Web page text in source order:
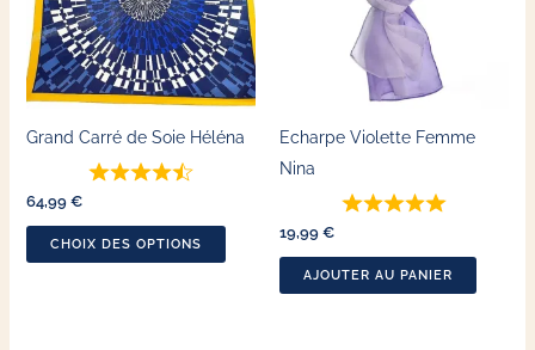
Grand Carré de Soie Héléna
64,99 €
CHOIX DES OPTIONS
variations.
Les
options
peuvent
être
choisies
page
Echarpe Violette Femme
Nina
19,99 €
AJOUTER AU PANIER